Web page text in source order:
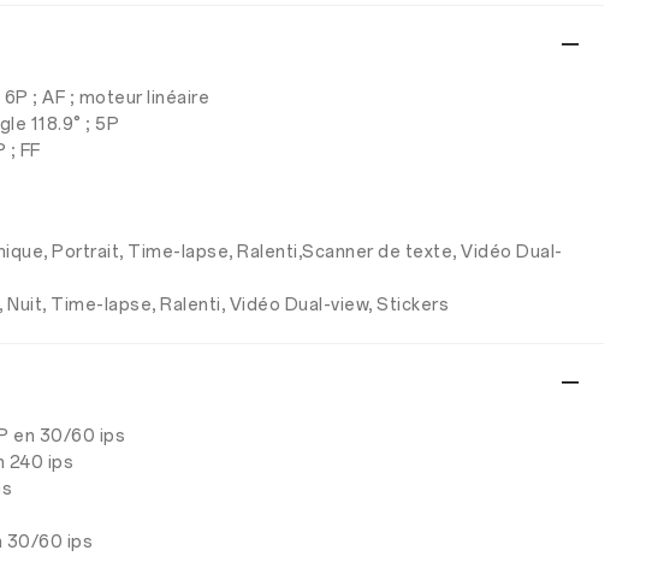
; AF ; moteur linéaire
118.9° ; 5P
; FF
Portrait, Time-lapse, Ralenti,Scanner de texte, Vidéo Dual-
Time-lapse, Ralenti, Vidéo Dual-view, Stickers
en 30/60 ips
240 ips
30/60 ips